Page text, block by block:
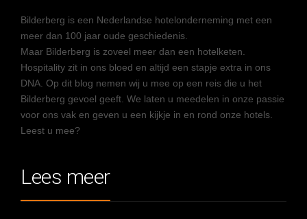
Bilderberg is een Nederlandse hotelonderneming met een
meer dan 100 jaar oude geschiedenis.
Maar Bilderberg is zoveel meer dan een hotelketen.
Hospitality zit in ons bloed en altijd een stapje extra in ons
DNA. Op dit blog nemen wij u mee op een reis die u het
Bilderberg gevoel geeft. We laten u meedelen in onze passie
voor ons vak en geven u een kijkje in en rond onze hotels.
Leest u mee?
Lees meer